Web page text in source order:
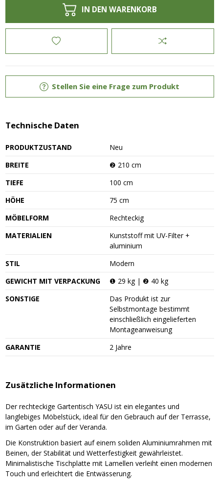
IN DEN WARENKORB
Stellen Sie eine Frage zum Produkt
Technische Daten
PRODUKTZUSTAND
Neu
BREITE
❷ 210 cm
TIEFE
100 cm
HÖHE
75 cm
MÖBELFORM
Rechteckig
MATERIALIEN
Kunststoff mit UV-Filter +
aluminium
STIL
Modern
GEWICHT MIT VERPACKUNG
❶ 29 kg | ❷ 40 kg
SONSTIGE
Das Produkt ist zur
Selbstmontage bestimmt
einschließlich eingelieferten
Montageanweisung
GARANTIE
2 Jahre
Zusätzliche Informationen
Der rechteckige Gartentisch YASU ist ein elegantes und
langlebiges Möbelstück, ideal für den Gebrauch auf der Terrasse,
im Garten oder auf der Veranda.
Die Konstruktion basiert auf einem soliden Aluminiumrahmen mit
Beinen, der Stabilität und Wetterfestigkeit gewährleistet.
Minimalistische Tischplatte mit Lamellen verleiht einen modernen
Touch und erleichtert die Entwässerung.